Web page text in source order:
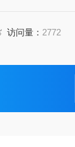
访问量： 2772